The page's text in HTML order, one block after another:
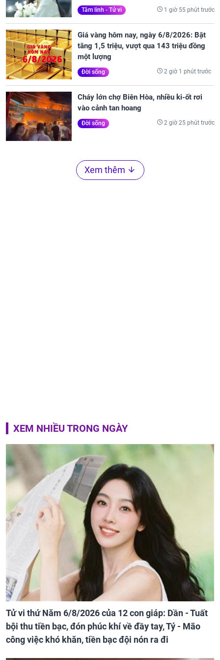
Tâm linh - Tử vi 1 giờ 55 phút trước
Giá vàng hôm nay, ngày 6/8/2026: Bật
tăng 1,5 triệu, vượt qua 143 triệu đồng
một lượng
Đời sống 2 giờ 1 phút trước
Cháy lớn chợ Biên Hòa, nhiều ki-ốt rơi
vào cảnh tan hoang
Đời sống 2 giờ 25 phút trước
Xem thêm
XEM NHIỀU TRONG NGÀY
Tử vi thứ Năm 6/8/2026 của 12 con giáp: Dần - Tuất
bội thu tiền bạc, đón phúc khí về đầy tay, Tý - Mão
công việc khó khăn, tiền bạc đội nón ra đi